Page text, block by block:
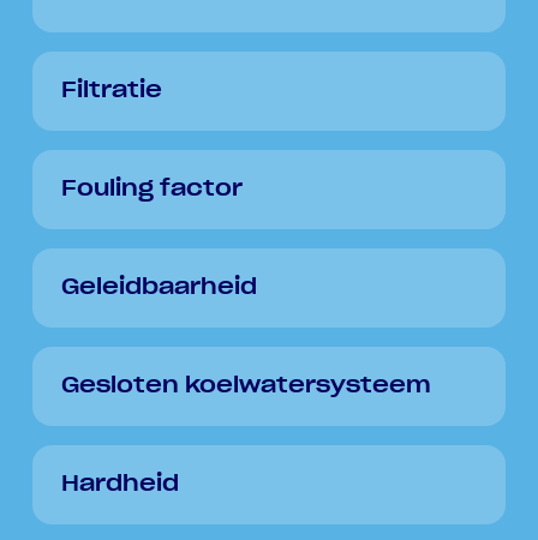
Filtratie
Fouling factor
Geleidbaarheid
Gesloten koelwatersysteem
Hardheid